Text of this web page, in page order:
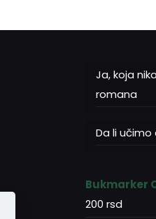
Ja, koja
romana
Da li
Bukmarker
200 rsd